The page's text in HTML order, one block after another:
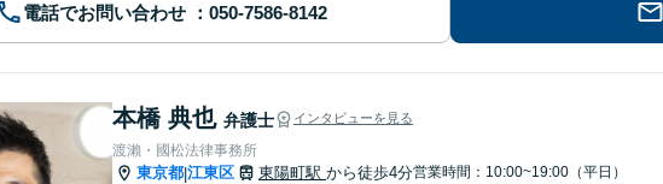
電話でお問い合わせ
本橋 典也 弁護士 インタビューを見る
渡瀨・國松法律事務所
東京都|江東区 東陽町駅 から徒歩4分営業時間：10:00~19:00（平日）